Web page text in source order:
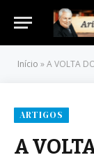
Início »A VOLTA
ARTIGOS
A